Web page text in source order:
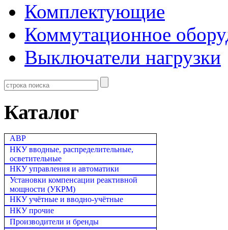
Комплектующие
Коммутационное
Выключатели нагрузки
Каталог
АВР
НКУ вводные, распределительные,
осветительные
НКУ управления и автоматики
Установки компенсации реактивной
мощности (УКРМ)
НКУ учётные и вводно-учётные
НКУ прочие
Производители и бренды